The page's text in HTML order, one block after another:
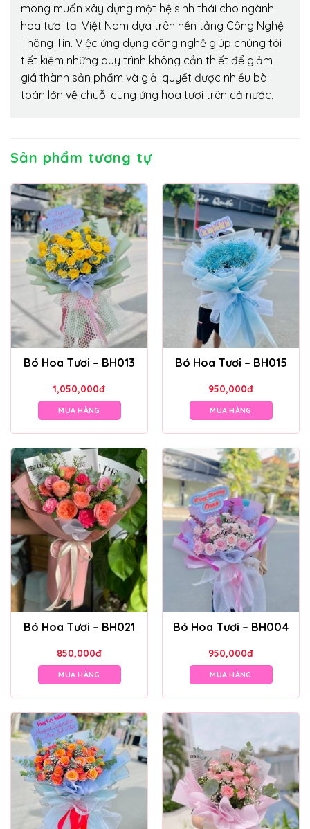
mong muốn xây dựng một hệ sinh thái cho ngành
hoa tươi tại Việt Nam dựa trên nền tảng Công Nghệ
Thông Tin. Việc ứng dụng công nghệ giúp chúng tôi
tiết kiệm những quy trình không cần thiết để giảm
giá thành sản phẩm và giải quyết được nhiều bài
toán lớn về chuỗi cung ứng hoa tươi trên cả nước.
Sản phẩm tương tự
Bó Hoa Tươi – BH013
1,050,000đ
MUA HÀNG
Bó Hoa Tươi – BH015
950,000đ
MUA HÀNG
Bó Hoa Tươi – BH021
850,000đ
MUA HÀNG
Bó Hoa Tươi – BH004
950,000đ
MUA HÀNG